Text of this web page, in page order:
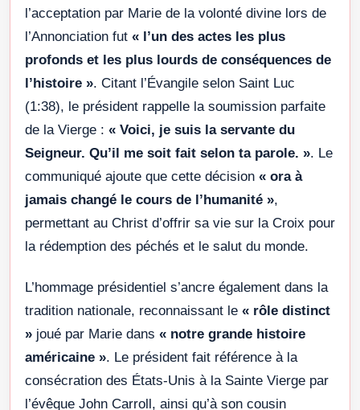
l’acceptation par Marie de la volonté divine lors de
l’Annonciation fut « l’un des actes les plus
profonds et les plus lourds de conséquences de
l’histoire ». Citant l’Évangile selon Saint Luc
(1:38), le président rappelle la soumission parfaite
de la Vierge : « Voici, je suis la servante du
Seigneur. Qu’il me soit fait selon ta parole. ». Le
communiqué ajoute que cette décision « ora à
jamais changé le cours de l’humanité »,
permettant au Christ d’offrir sa vie sur la Croix pour
la rédemption des péchés et le salut du monde.
L’hommage présidentiel s’ancre également dans la
tradition nationale, reconnaissant le « rôle distinct
» joué par Marie dans « notre grande histoire
américaine ». Le président fait référence à la
consécration des États-Unis à la Sainte Vierge par
l’évêque John Carroll, ainsi qu’à son cousin